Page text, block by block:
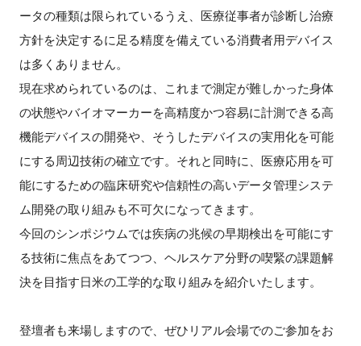
ータの種類は限られているうえ、医療従事者が診断し治療
方針を決定するに足る精度を備えている消費者用デバイス
は多くありません。
現在求められているのは、これまで測定が難しかった身体
の状態やバイオマーカーを高精度かつ容易に計測できる高
機能デバイスの開発や、そうしたデバイスの実用化を可能
にする周辺技術の確立です。それと同時に、医療応用を可
能にするための臨床研究や信頼性の高いデータ管理システ
ム開発の取り組みも不可欠になってきます。
今回のシンポジウムでは疾病の兆候の早期検出を可能にす
る技術に焦点をあてつつ、ヘルスケア分野の喫緊の課題解
決を目指す日米の工学的な取り組みを紹介いたします。
登壇者も来場しますので、ぜひリアル会場でのご参加をお